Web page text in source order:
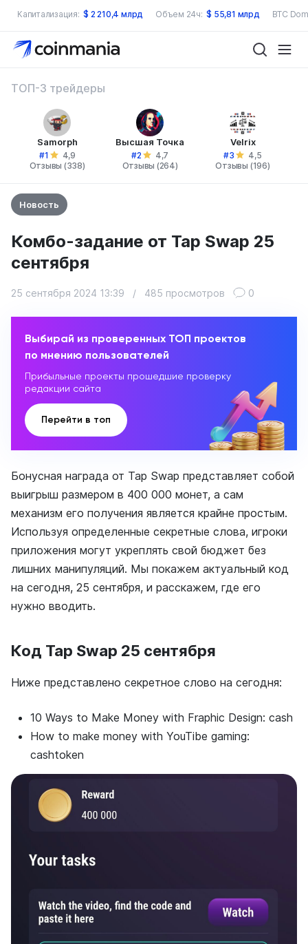
Капитализация: $ 2 210,4 млрд Объем 24ч: $ 55,81 млрд BTC
ТОП-3 трейдеры
Samorph
#1
4,9
Отзывы (338)
Высшая Точка
#2
4,7
Отзывы (264)
Velrix
#3
4,5
Отзывы (196)
Новость
Комбо-задание от Tap Swap 25
сентября
25 сентября 2024 13:39 / 485 просмотров 0
Выбирай из проверенных ТОП проектов
по мнению пользователей
Прибыльные проекты прошедшие проверку
редакции сайта
Перейти в топ
Бонусная награда от Tap Swap представляет собой
выигрыш размером в 400 000 монет, а сам
механизм его получения является крайне простым.
Используя определенные секретные слова, игроки
приложения могут укреплять свой бюджет без
лишних манипуляций. Мы покажем актуальный код
на сегодня, 25 сентября, и расскажем, где его
нужно вводить.
Код Tap Swap 25 сентября
Ниже представлено секретное слово на сегодня:
10 Ways to Make Money with Fraphic Design: cash
How to make money with YouTibe gaming:
cashtoken